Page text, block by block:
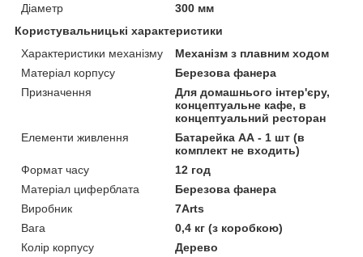
Діаметр
300 мм
Користувальницькі характеристики
Характеристики механізму
Механізм з плавним ходом
Матеріал корпусу
Березова фанера
Призначення
Для домашнього інтер'єру,
концептуальне кафе, в
концептуальний ресторан
Елементи живлення
Батарейка АА - 1 шт (в
комплект не входить)
Формат часу
12 год
Матеріал циферблата
Березова фанера
Виробник
7Arts
Вага
0,4 кг (з коробкою)
Колір корпусу
Дерево